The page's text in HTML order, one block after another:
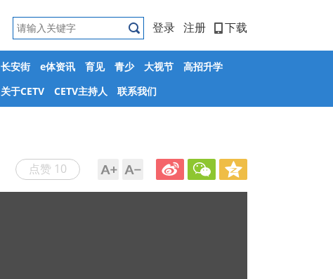
登录 注册 下载
长安街 e体资讯 育见 青少 大视节
高招升学
关于CETV CETV主持人 联系我们
点赞 10